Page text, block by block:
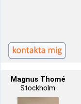
Magnus Thomé
Stockholm